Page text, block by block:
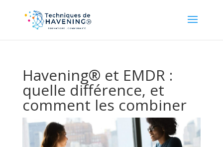
Havening® et EMDR :
quelle différence, et
comment les combiner